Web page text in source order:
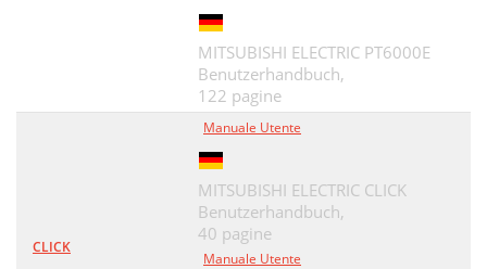
MITSUBISHI ELECTRIC PT6000E
Benutzerhandbuch,
122 pagine
CLICK
Manuale Utente
MITSUBISHI ELECTRIC CLICK
Benutzerhandbuch,
40 pagine
Manuale Utente